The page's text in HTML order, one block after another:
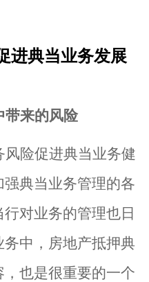
进典当业务发展
带来的风险
险促进典当业务健
典当业务管理的各
对业务的管理也日
中，房地产抵押典
也是很重要的一个